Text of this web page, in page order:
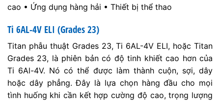
cao • Ứng dụng hàng hải • Thiết bị thể thao
Ti 6AL-4V ELI (Grades 23)
Titan phẫu thuật Grades 23, Ti 6AL-4V ELI, hoặc Titan
Grades 23, là phiên bản có độ tinh khiết cao hơn của
Ti 6Al-4V. Nó có thể được làm thành cuộn, sợi, dây
hoặc dây phẳng. Đây là lựa chọn hàng đầu cho mọi
tình huống khi cần kết hợp cường độ cao, trọng lượng